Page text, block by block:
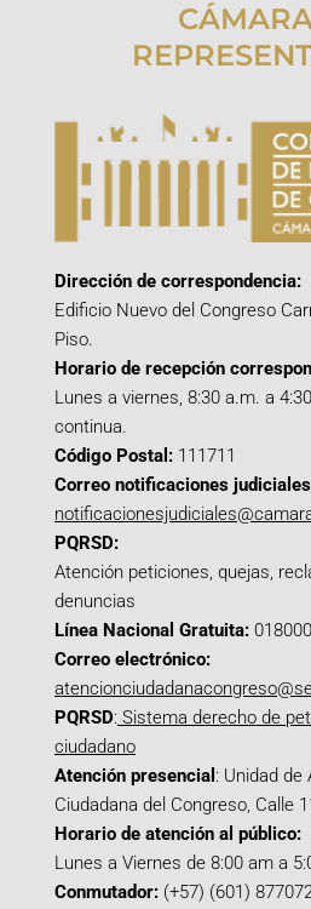
Dirección de correspondencia:
Edificio Nuevo del Congreso
Piso.
Horario de recepción
Lunes a viernes, 8:30 a.m. a
continua.
Código Postal: 111711
Correo notificaciones
PQRSD:
Atención peticiones, quejas,
denuncias
Línea Nacional Gratuita:
Correo electrónico:
PQRSD: Sistema derecho de
ciudadano
Atención presencial : Unidad de
Ciudadana del Congreso, Calle
Horario de atención al público:
Lunes a Viernes de 8:00 am a
Conmutador: (+57) (601)